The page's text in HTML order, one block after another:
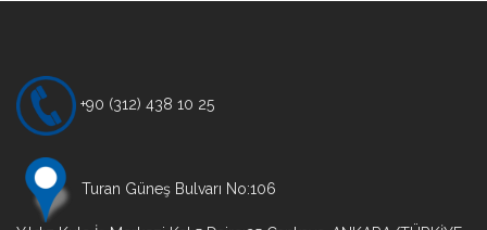
+90 (312) 438 10 25
Turan Güneş Bulvarı No:106